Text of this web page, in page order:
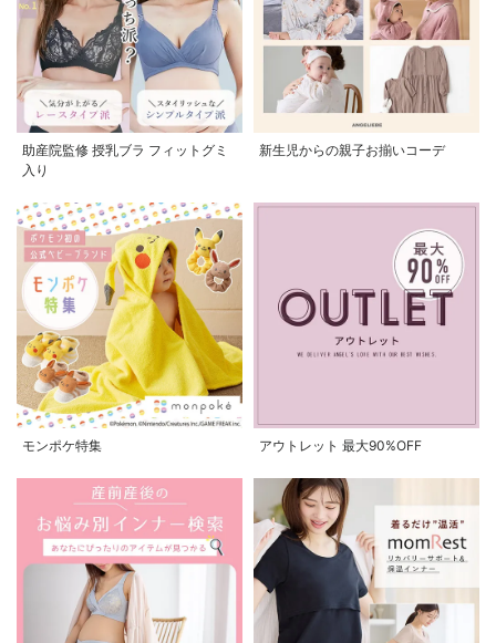
助産院監修 授乳ブラ フィットグミ
入り
新生児からの親子お揃いコーデ
モンポケ特集 アウトレット 最大90%OFF